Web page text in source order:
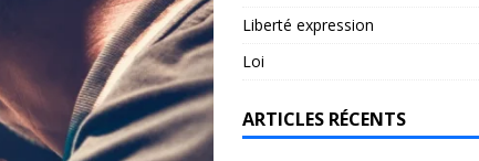
Liberté expression
Loi
ARTICLES RÉCENTS